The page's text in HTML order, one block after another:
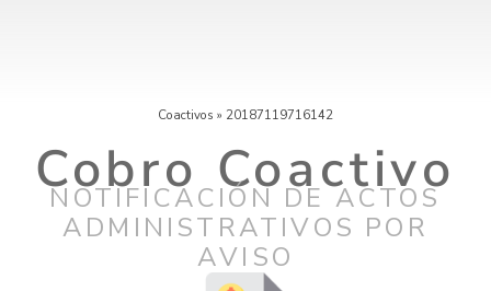
Coactivos » 20187119716142
Cobro Coactivo
NOTIFICACIÓN DE ACTOS
ADMINISTRATIVOS POR
AVISO